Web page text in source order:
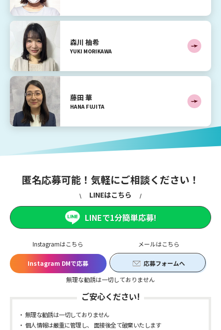
森川 柚希
YUKI MORIKAWA
藤田 華
HANA FUJITA
匿名応募可能！気軽にご相談ください！
Instagramはこちら
Instagram DMで応募
メールはこちら
応募フォームへ
無理な勧誘は一切しておりません
LINEはこちら
LINEで1分簡単応募!
ご安心ください!
無理な勧誘は一切しておりません
個人情報は厳重に管理し、 面接後全て破棄いたします